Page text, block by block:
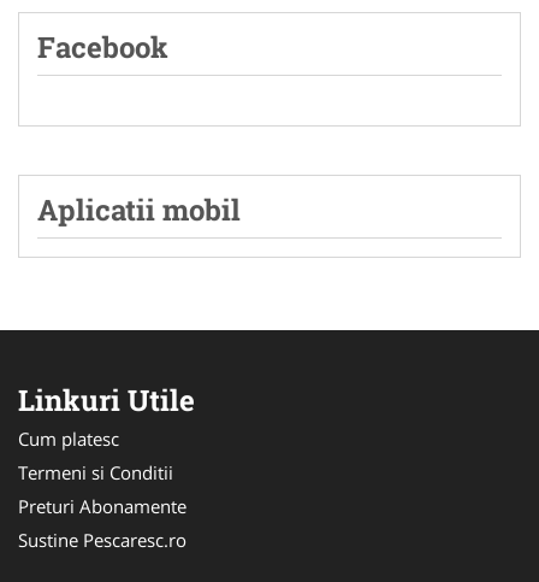
Facebook
Aplicatii mobil
Linkuri Utile
Cum platesc
Termeni si Conditii
Preturi Abonamente
Sustine Pescaresc.ro